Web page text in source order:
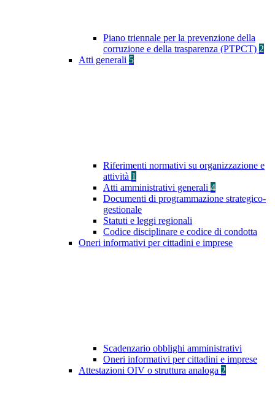
Piano triennale per la prevenzione della
corruzione e della trasparenza (PTPCT) 2
Atti generali 5
Riferimenti normativi su organizzazione e
attività 1
Atti amministrativi generali 4
Documenti di programmazione strategico-
gestionale
Statuti e leggi regionali
Codice disciplinare e codice di condotta
Oneri informativi per cittadini e imprese
Scadenzario obblighi amministrativi
Oneri informativi per cittadini e imprese
Attestazioni OIV o struttura analoga 2